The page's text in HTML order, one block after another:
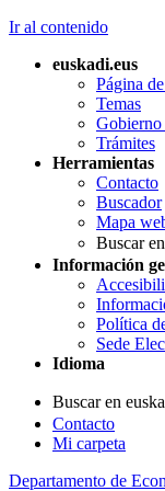
Ir al contenido
euskadi.eus
Página
Temas
Gobierno
Trámites
Herramientas
Contacto
Buscador
Mapa
Buscar
Información
Política
Sede
Idioma
Buscar en
Contacto
Mi carpeta
Departamento de